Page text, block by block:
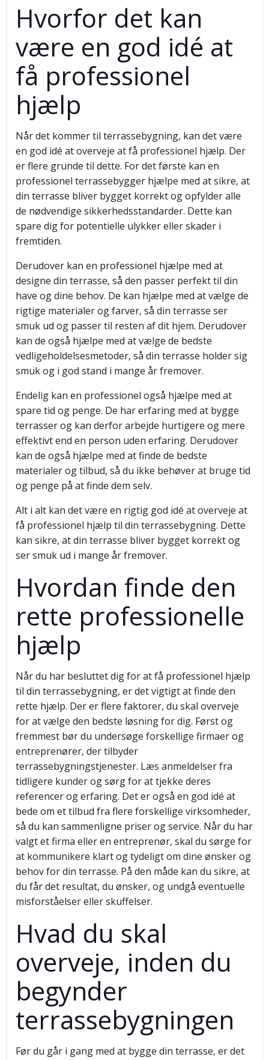
Hvorfor det kan
være en god idé at
få professionel
hjælp
Når det kommer til terrassebygning, kan det være
en god idé at overveje at få professionel hjælp. Der
er flere grunde til dette. For det første kan en
professionel terrassebygger hjælpe med at sikre, at
din terrasse bliver bygget korrekt og opfylder alle
de nødvendige sikkerhedsstandarder. Dette kan
spare dig for potentielle ulykker eller skader i
fremtiden.
Derudover kan en professionel hjælpe med at
designe din terrasse, så den passer perfekt til din
have og dine behov. De kan hjælpe med at vælge de
rigtige materialer og farver, så din terrasse ser
smuk ud og passer til resten af dit hjem. Derudover
kan de også hjælpe med at vælge de bedste
vedligeholdelsesmetoder, så din terrasse holder sig
smuk og i god stand i mange år fremover.
Endelig kan en professionel også hjælpe med at
spare tid og penge. De har erfaring med at bygge
terrasser og kan derfor arbejde hurtigere og mere
effektivt end en person uden erfaring. Derudover
kan de også hjælpe med at finde de bedste
materialer og tilbud, så du ikke behøver at bruge tid
og penge på at finde dem selv.
Alt i alt kan det være en rigtig god idé at overveje at
få professionel hjælp til din terrassebygning. Dette
kan sikre, at din terrasse bliver bygget korrekt og
ser smuk ud i mange år fremover.
Hvordan finde den
rette professionelle
hjælp
Når du har besluttet dig for at få professionel hjælp
til din terrassebygning, er det vigtigt at finde den
rette hjælp. Der er flere faktorer, du skal overveje
for at vælge den bedste løsning for dig. Først og
fremmest bør du undersøge forskellige firmaer og
entreprenører, der tilbyder
terrassebygningstjenester. Læs anmeldelser fra
tidligere kunder og sørg for at tjekke deres
referencer og erfaring. Det er også en god idé at
bede om et tilbud fra flere forskellige virksomheder,
så du kan sammenligne priser og service. Når du har
valgt et firma eller en entreprenør, skal du sørge for
at kommunikere klart og tydeligt om dine ønsker og
behov for din terrasse. På den måde kan du sikre, at
du får det resultat, du ønsker, og undgå eventuelle
misforståelser eller skuffelser.
Hvad du skal
overveje, inden du
begynder
terrassebygningen
Før du går i gang med at bygge din terrasse, er det